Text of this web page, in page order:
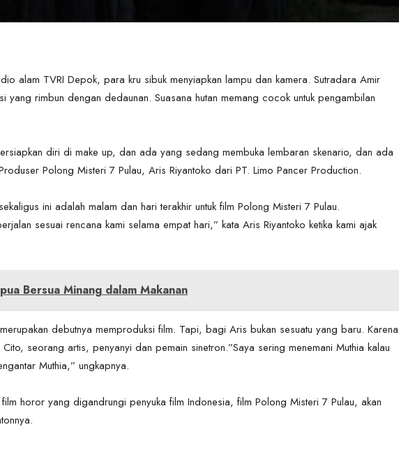
alam TVRI Depok, para kru sibuk menyiapkan lampu dan kamera. Sutradara Amir
rimbun dengan dedaunan. Suasana hutan memang cocok untuk pengambilan
diri di make up, dan ada yang sedang membuka lembaran skenario, dan ada
Polong Misteri 7 Pulau, Aris Riyantoko dari PT. Limo Pancer Production.
ini adalah malam dan hari terakhir untuk film Polong Misteri 7 Pulau.
sesuai rencana kami selama empat hari,” kata Aris Riyantoko ketika kami ajak
Bersua Minang dalam Makanan
debutnya memproduksi film. Tapi, bagi Aris bukan sesuatu yang baru. Karena
seorang artis, penyanyi dan pemain sinetron.”Saya sering menemani Muthia kalau
Muthia,” ungkapnya.
horor yang digandrungi penyuka film Indonesia, film Polong Misteri 7 Pulau, akan